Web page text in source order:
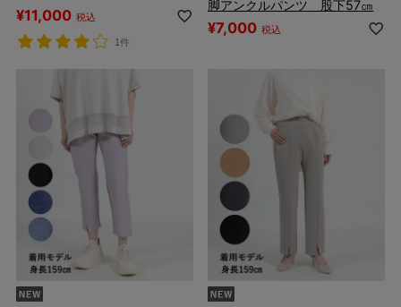
¥11,000 税込
1件
脚アンクルパンツ 股下57㎝
¥7,000 税込